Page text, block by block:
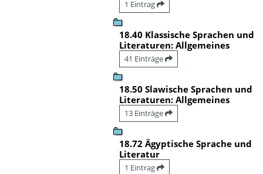
1 Eintrag
18.40 Klassische Sprachen und
Literaturen: Allgemeines
41 Einträge
18.50 Slawische Sprachen und
Literaturen: Allgemeines
13 Einträge
18.72 Ägyptische Sprache und
Literatur
1 Eintrag